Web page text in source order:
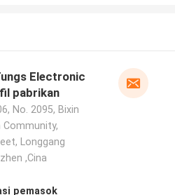
Electronic
pabrikan
No. 2095, Bixin
Community,
Longgang
,Cina
pemasok